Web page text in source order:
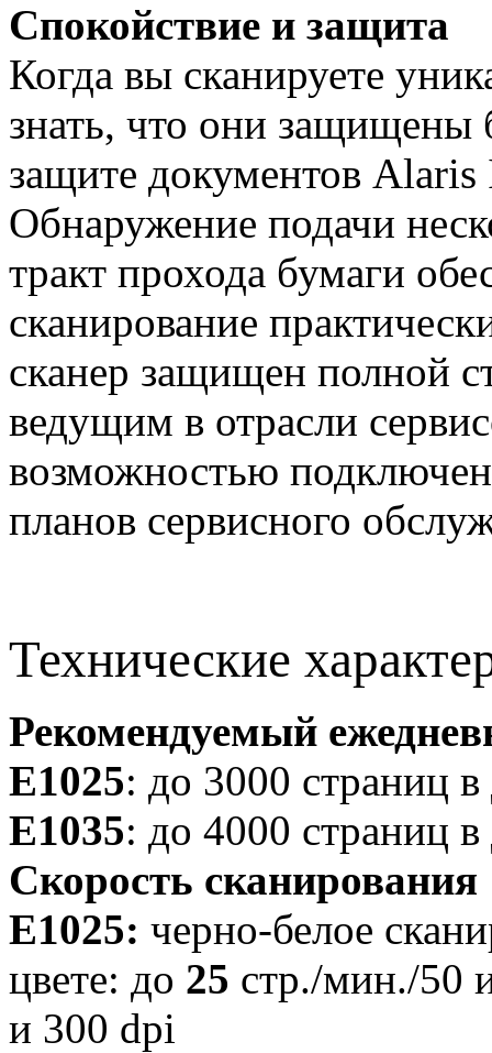
Спокойствие и защита
Когда вы сканируете
знать, что они защищены
защите документов
Обнаружение подачи
тракт прохода бумаги
сканирование
сканер защищен полной
ведущим в отрасли
возможностью
планов сервисного
Технические
Рекомендуемый
E1025: до 3000 страниц в
E1035: до 4000 страниц в
Скорость сканирования
E1025: черно-белое
цвете: до 25 стр./мин./50
и 300 dpi